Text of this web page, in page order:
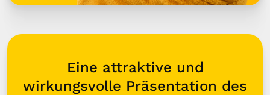
Eine attraktive und
wirkungsvolle Präsentation des